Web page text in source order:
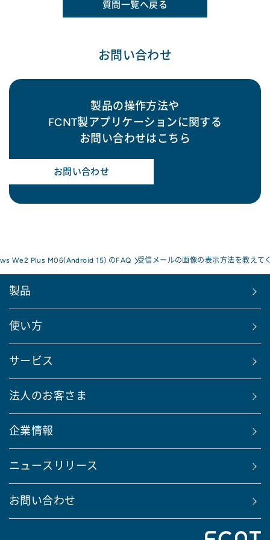
質問一覧へ戻る
お問い合わせ
製品の操作方法や
FCNT製アプリケーションに関する
お問い合わせはこちら
お問い合わせ
We2 Plus M06(Android 15) のFAQ 受信メールの画像の表示方法を教えて
製品
使い方
サービス
法人のお客さま
企業情報
ニュースリリース
お問い合わせ